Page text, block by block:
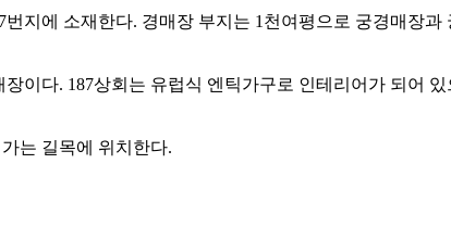
지에 소재한다. 경매장 부지는 1천여평으로 궁경매장
이다. 187상회는 유럽식 엔틱가구로 인테리어가 되어
는 길목에 위치한다.